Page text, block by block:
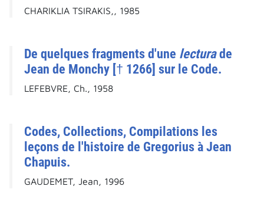
CHARIKLIA TSIRAKIS,, 1985
De quelques fragments d'une lecturade
Jean de Monchy [† 1266] sur le Code.
LEFEBVRE, Ch., 1958
Codes, Collections, Compilations les
leçons de l'histoire de Gregorius à Jean
Chapuis.
GAUDEMET, Jean, 1996